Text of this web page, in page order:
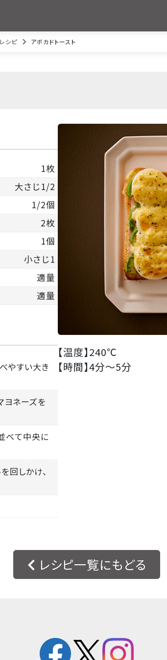
レシピ アボカドトースト
【温度】240℃
【時間】4分～5分
1枚
大さじ1/2
1/2個
2枚
1個
小さじ1
適量
適量
やすい大き
ヨネーズを
べて中央に
回しかけ、
レシピ一覧にもどる